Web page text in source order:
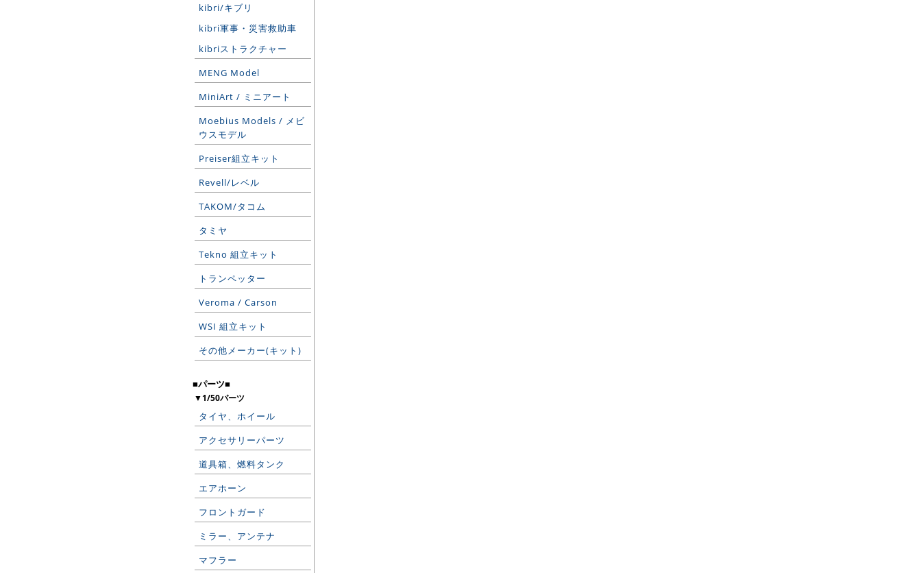
kibri/キブリ
kibri軍事・災害救助車
kibriストラクチャー
MENG Model
MiniArt / ミニアート
Moebius Models / メビ
ウスモデル
Preiser組立キット
Revell/レベル
TAKOM/タコム
タミヤ
Tekno 組立キット
トランペッター
Veroma / Carson
WSI 組立キット
その他メーカー(キット)
■パーツ■
▼1/50パーツ
タイヤ、ホイール
アクセサリーパーツ
道具箱、燃料タンク
エアホーン
フロントガード
ミラー、アンテナ
マフラー